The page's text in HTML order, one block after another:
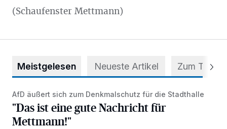
(Schaufenster Mettmann)
Meistgelesen Neueste Artikel Zum Thema
"Das ist eine gute Nachricht für Mettmann!"
AfD äußert sich zum Denkmalschutz für die Stadthalle
"Das ist eine gute Nachricht für
Mettmann!"